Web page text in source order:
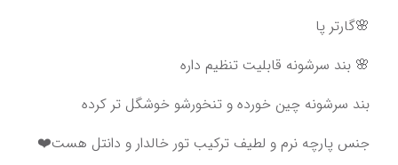
🌸گارتر پا
🌸 بند سرشونه قابلیت تنظیم داره
بند سرشونه چین خورده و تنخورشو خوشگل تر کرده
جنس پارچه نرم و لطیف ترکیب تور خالدار و دانتل هست❤️